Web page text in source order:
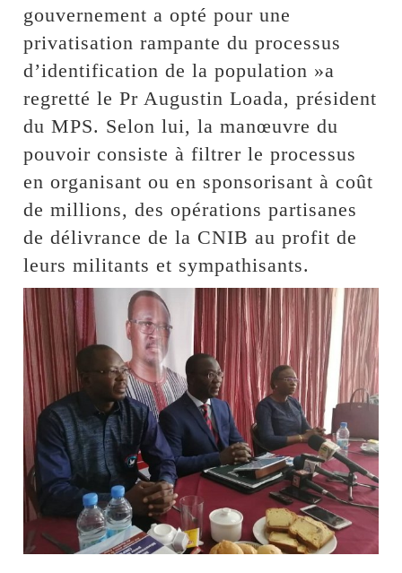
gouvernement a opté pour une
privatisation rampante du processus
d’identification de la population »a
regretté le Pr Augustin Loada, président
du MPS. Selon lui, la manœuvre du
pouvoir consiste à filtrer le processus
en organisant ou en sponsorisant à coût
de millions, des opérations partisanes
de délivrance de la CNIB au profit de
leurs militants et sympathisants.